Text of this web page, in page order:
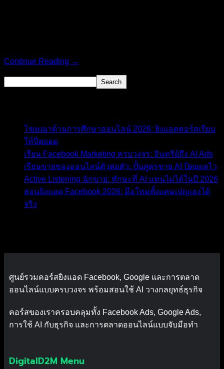
Continue Reading →
Search
โฆษณาด้านการศึกษาออนไลน์ 2026: ยิงแอดคอร์สเรียน
ให้ปิดยอด
เรียน Facebook Marketing ครบวงจร: อินทรีย์ถึง AI Ads
เรียนขายของออนไลน์ตัวต่อตัว: ปั้นสูตรขาย AI ปิดยอดไว
Active Listening นักขาย: ทักษะที่ AI แทนไม่ได้ในปี 2026
สอนยิงแอด Facebook 2026: มือใหม่ตั้งแคมเปญเองได้
จริง
ศูนย์รวมคอร์สยิงแอด Facebook, Google และการตลาด
ออนไลน์แบบครบวงจร พร้อมสอนใช้ AI วางกลยุทธ์ธุรกิจ
คอร์สของเราครอบคลุมทั้ง Facebook Ads, Google Ads,
การใช้ AI กับธุรกิจ และการตลาดออนไลน์แบบจับมือทำ
DigitalD2M Menu